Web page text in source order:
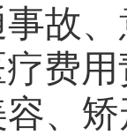
事故
费
容、